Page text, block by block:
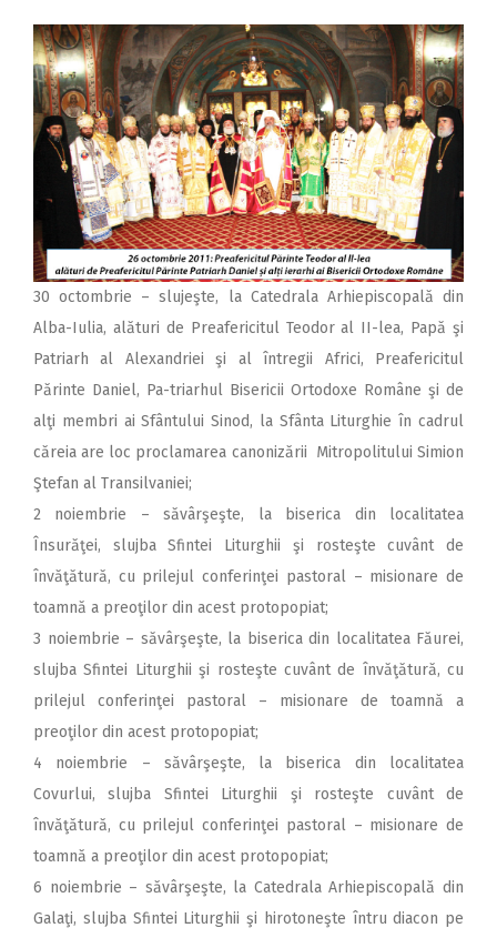
30 octombrie – slujeşte, la Catedrala Arhiepiscopală din
Alba-Iulia, alături de Preafericitul Teodor al II-lea, Papă şi
Patriarh al Alexandriei şi al întregii Africi, Preafericitul
Părinte Daniel, Pa-triarhul Bisericii Ortodoxe Române şi de
alţi membri ai Sfântului Sinod, la Sfânta Liturghie în cadrul
căreia are loc proclamarea canonizării Mitropolitului Simion
Ştefan al Transilvaniei;
2 noiembrie – săvârşeşte, la biserica din localitatea
Însurăţei, slujba Sfintei Liturghii şi rosteşte cuvânt de
învăţătură, cu prilejul conferinţei pastoral – misionare de
toamnă a preoţilor din acest protopopiat;
3 noiembrie – săvârşeşte, la biserica din localitatea Făurei,
slujba Sfintei Liturghii şi rosteşte cuvânt de învăţătură, cu
prilejul conferinţei pastoral – misionare de toamnă a
preoţilor din acest protopopiat;
4 noiembrie – săvârşeşte, la biserica din localitatea
Covurlui, slujba Sfintei Liturghii şi rosteşte cuvânt de
învăţătură, cu prilejul conferinţei pastoral – misionare de
toamnă a preoţilor din acest protopopiat;
6 noiembrie – săvârşeşte, la Catedrala Arhiepiscopală din
Galaţi, slujba Sfintei Liturghii şi hirotoneşte întru diacon pe